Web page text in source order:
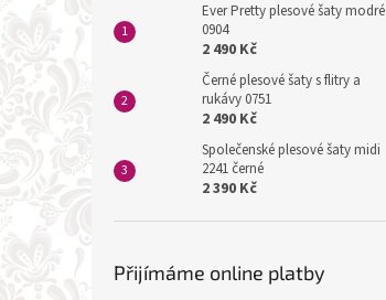
Ever Pretty plesové šaty modré
0904
2 490 Kč
Černé plesové šaty s flitry a
rukávy 0751
2 490 Kč
Společenské plesové šaty midi
2241 černé
2 390 Kč
Přijímáme online platby